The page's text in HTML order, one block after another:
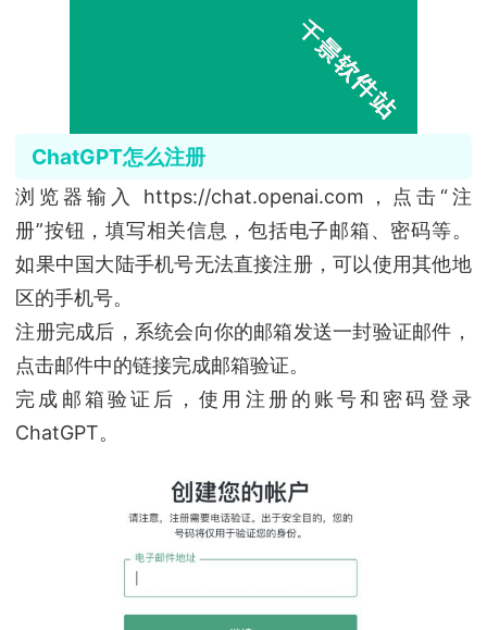
ChatGPT怎么注册
浏览器输入 https://chat.openai.com，点击“注
册”按钮，填写相关信息，包括电子邮箱、密码等。
如果中国大陆手机号无法直接注册，可以使用其他地
区的手机号。
注册完成后，系统会向你的邮箱发送一封验证邮件，
点击邮件中的链接完成邮箱验证。
完成邮箱验证后，使用注册的账号和密码登录
ChatGPT。